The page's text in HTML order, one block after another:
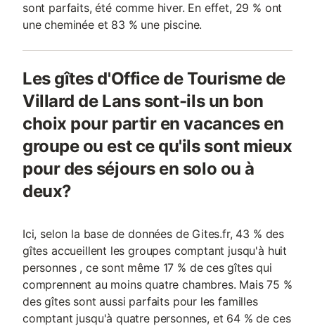
sont parfaits, été comme hiver. En effet, 29 % ont
une cheminée et 83 % une piscine.
Les gîtes d'Office de Tourisme de
Villard de Lans sont-ils un bon
choix pour partir en vacances en
groupe ou est ce qu'ils sont mieux
pour des séjours en solo ou à
deux?
Ici, selon la base de données de Gites.fr, 43 % des
gîtes accueillent les groupes comptant jusqu'à huit
personnes , ce sont même 17 % de ces gîtes qui
comprennent au moins quatre chambres. Mais 75 %
des gîtes sont aussi parfaits pour les familles
comptant jusqu'à quatre personnes, et 64 % de ces